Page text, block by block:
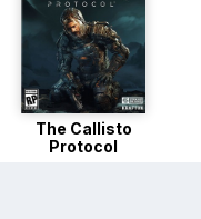
The Callisto
Protocol